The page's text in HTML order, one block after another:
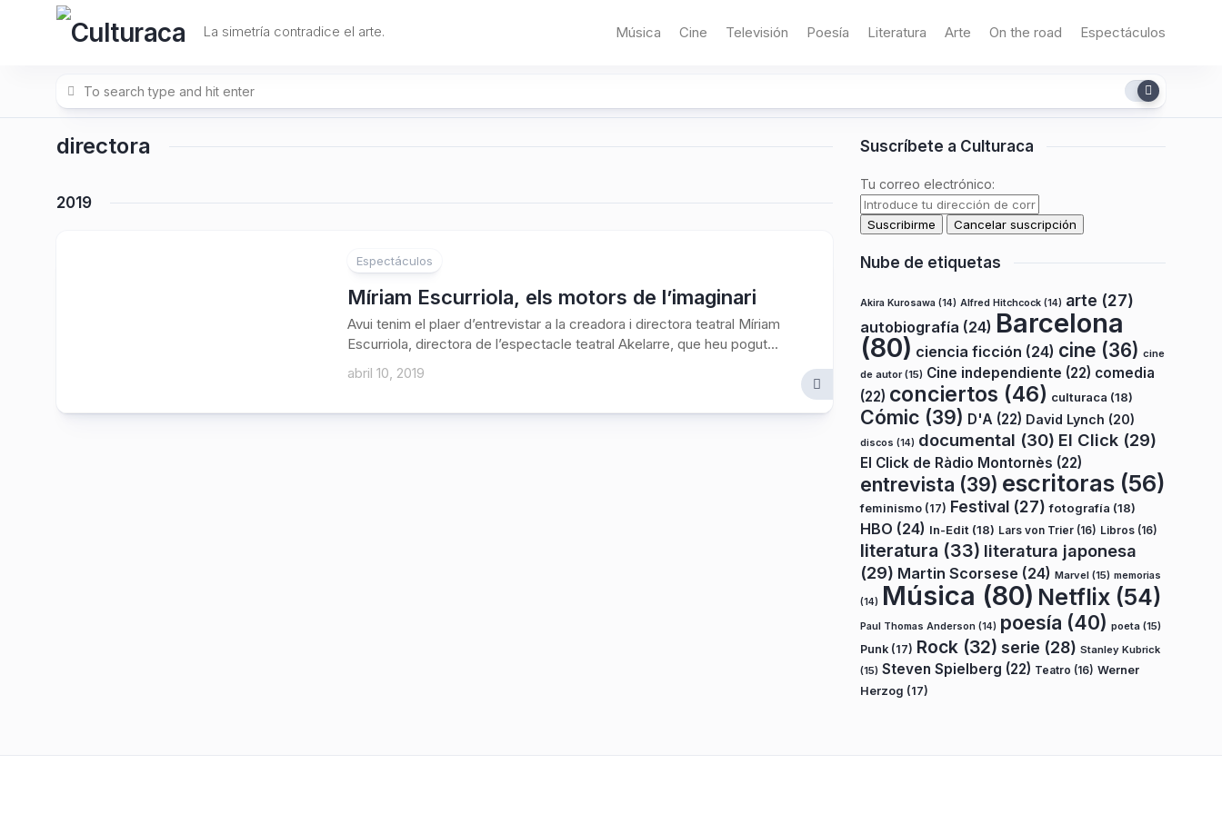
La simetría contradice el arte. Música Cine Televisión Poesía Literatura Arte On the road Espectáculos
directora
2019
Espectáculos
Míriam Escurriola, els motors de l’imaginari
Avui tenim el plaer d’entrevistar a la creadora i directora teatral Míriam
Escurriola, directora de l’espectacle teatral Akelarre, que heu pogut...
abril 10, 2019
Suscríbete a Culturaca
Tu correo electrónico:
Nube de etiquetas
Akira Kurosawa (14) Alfred Hitchcock (14) arte (27)
autobiografía (24) Barcelona
(80) ciencia ficción (24) cine (36) cine
de autor(15) Cine independiente (22) comedia
(22) conciertos (46) culturaca (18)
Cómic (39) D'A (22) David Lynch (20)
discos (14) documental (30) El Click (29)
El Click de Ràdio Montornès (22)
entrevista (39) escritoras (56)
feminismo (17) Festival (27) fotografía (18)
HBO (24) In-Edit (18) Lars von Trier (16) Libros (16)
literatura (33) literatura japonesa
(29) Martin Scorsese (24) Marvel (15) memorias
(14) Música (80) Netflix (54)
Paul Thomas Anderson (14) poesía (40) poeta (15)
Punk (17) Rock (32) serie (28) Stanley Kubrick
(15) Steven Spielberg (22) Teatro (16) Werner
Herzog (17)